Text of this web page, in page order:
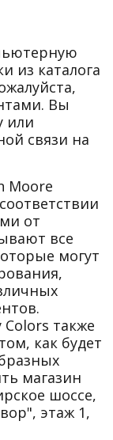
из каталога
Вы
или
связи на
Moore
от
все
могут
также
как будет
магазин
шоссе,
этаж 1,